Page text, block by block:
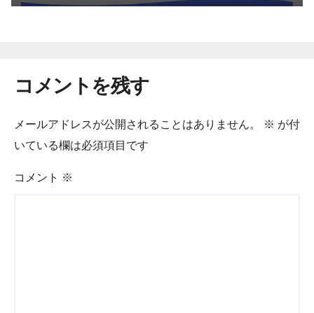
コメントを残す
メールアドレスが公開されることはありません。 ※ が付
いている欄は必須項目です
コメント ※